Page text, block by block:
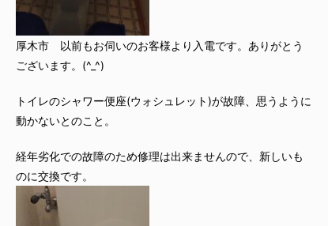
厚木市 以前もお伺いのお客様より入電です。ありがとう
ございます。(^_^)
トイレのシャワー便座(ウォシュレット)が故障、思うように
動かないとのこと。
経年劣化での故障のため修理は出来ませんので、新しいも
のに交換です。